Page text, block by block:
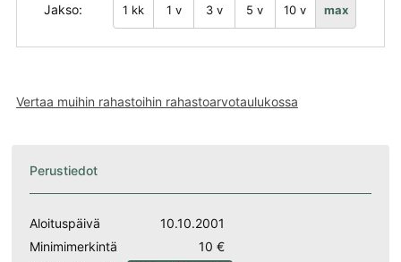
Jakso: 1 kk 1 v 3 v 5 v 10 v max
Vertaa muihin rahastoihin rahastoarvotaulukossa
Perustiedot
Aloituspäivä
10.10.2001
Minimimerkintä
10 €